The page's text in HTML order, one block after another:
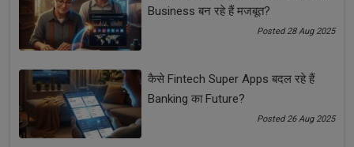
Business बन रहे हैं मजबूत?
Posted 28 Aug 2025
कैसे Fintech Super Apps बदल रहे हैं
Banking का Future?
Posted 26 Aug 2025